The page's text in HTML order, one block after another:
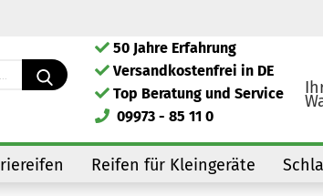
Lieferland
50 Jahre Erfahrung
Versandkostenfrei in DE
Top Beratung und Service
09973 - 85 11 0
Reifen für Kleingeräte